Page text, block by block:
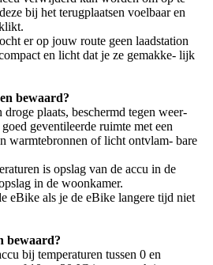
bij het terugplaatsen voelbaar en
er op jouw route geen laadstation
en licht dat je ze gemakke- lijk
bewaard?
droge plaats, beschermd tegen weer-
geventileerde ruimte met een
warmtebronnen of licht ontvlam- bare
is opslag van de accu in de
in de woonkamer.
eBike als je de eBike langere tijd niet
bewaard?
bij temperaturen tussen 0 en